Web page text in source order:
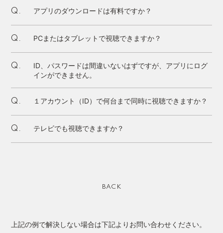
Q. アプリのダウンロードは有料ですか？
Q. PCまたはタブレットで視聴できますか？
Q.
ID、パスワードは間違いないはずですが、アプリにログ
インができません。
Q. １アカウント（ID）で何台まで同時に視聴できますか？
Q. テレビでも視聴できますか？
BACK
上記の例で解決しない場合は下記よりお問い合わせください。